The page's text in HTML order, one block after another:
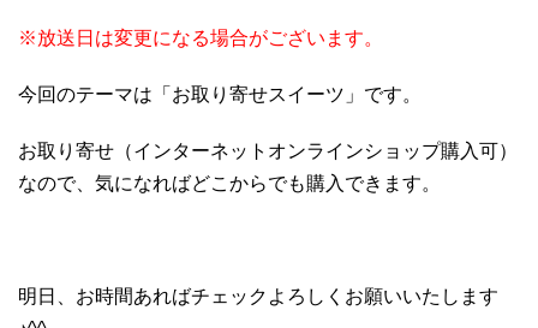
※放送日は変更になる場合がございます。
今回のテーマは「お取り寄せスイーツ」です。
お取り寄せ（インターネットオンラインショップ購入可）
なので、気になればどこからでも購入できます。
明日、お時間あればチェックよろしくお願いいたします